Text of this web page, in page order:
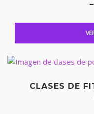
CLASES DE